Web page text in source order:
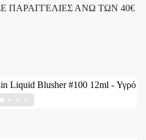
ΠΑΡΑΓΓΕΛΙΕΣ ΑΝΩ ΤΩΝ 40€